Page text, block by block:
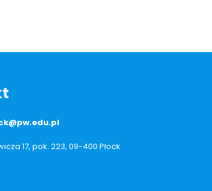
17, pok. 223, 09-400 Płock